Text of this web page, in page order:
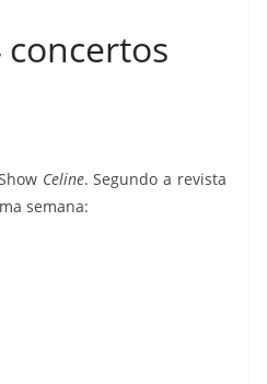
Celine. Segundo a revista
semana: